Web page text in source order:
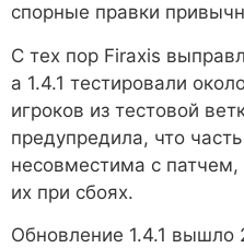
спорные правки
С тех пор Firaxis
а 1.4.1 тестировали
игроков из тестовой
предупредила, что
несовместима с патчем,
их при сбоях.
Обновление 1.4.1